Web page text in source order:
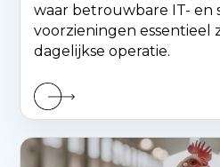
waar betrouwbare IT- en
voorzieningen essentieel
dagelijkse operatie.